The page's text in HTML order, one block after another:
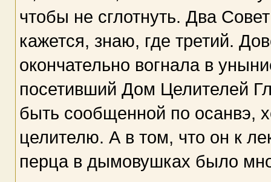
чтобы не сглотнуть. Два
кажется, знаю, где третий.
окончательно вогнала в
посетивший Дом Целителей
быть сообщенной по осанвэ,
целителю. А в том, что он к
перца в дымовушках было